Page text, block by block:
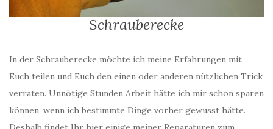
Schrauberecke
In der Schrauberecke möchte ich meine Erfahrungen mit
Euch teilen und Euch den einen oder anderen nützlichen Trick
verraten. Unnötige Stunden Arbeit hätte ich mir schon sparen
können, wenn ich bestimmte Dinge vorher gewusst hätte.